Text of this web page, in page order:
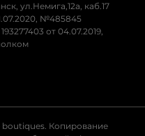
ул.Немига,12а, каб.17
№485845
от 04.07.2019,
boutiques. Копирование